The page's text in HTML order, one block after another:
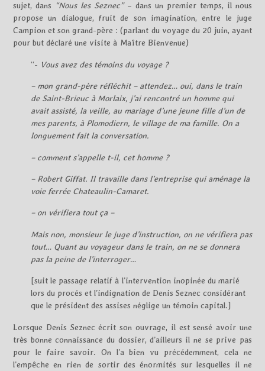
sujet, dans
“Nous les Seznec”– dans un premier temps, il nous
propose un dialogue, fruit de son imagination, entre le juge
Campion et son grand-père : (parlant du voyage du 20 juin, ayant
pour but déclaré une visite à Maître Bienvenue)
“- Vous avez des témoins du voyage ?
– mon grand-père réfléchit – attendez… oui, dans le train
de Saint-Brieuc à Morlaix, j’ai rencontré un homme qui
avait assisté, la veille, au mariage d’une jeune fille d’un de
mes parents, à Plomodiern, le village de ma famille. On a
longuement fait la conversation.
– comment s’appelle t-il, cet homme ?
– Robert Giffat. Il travaille dans l’entreprise qui aménage la
voie ferrée Chateaulin-Camaret.
– on vérifiera tout ça –
Mais non, monsieur le juge d’instruction, on ne vérifiera pas
tout… Quant au voyageur dans le train, on ne se donnera
pas la peine de l’interroger…
[suit le passage relatif à l’intervention inopinée du marié
lors du procés et l’indignation de Denis Seznec considérant
que le président des assises néglige un témoin capital.]
Lorsque Denis Seznec écrit son ouvrage, il est sensé avoir une
très bonne connaissance du dossier, d’ailleurs il ne se prive pas
pour le faire savoir. On l’a bien vu précédemment, cela ne
l’empêche en rien de sortir des énormités sur lesquelles il ne